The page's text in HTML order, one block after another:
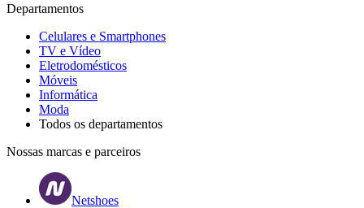
Departamentos
Celulares e Smartphones
TV e Vídeo
Eletrodomésticos
Móveis
Informática
Moda
Todos os departamentos
Nossas marcas e parceiros
Netshoes